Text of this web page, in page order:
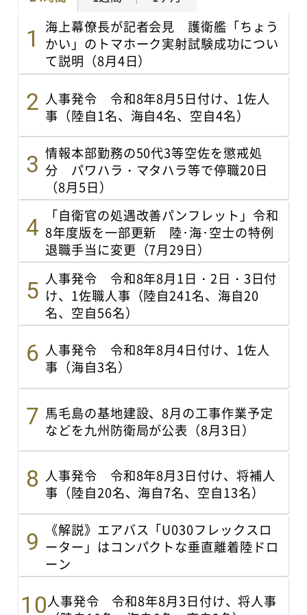
海上幕僚長が記者会見 護衛艦「ちょう
かい」のトマホーク実射試験成功につい
て説明（8月4日）
人事発令 令和8年8月5日付け、1佐人
事（陸自1名、海自4名、空自4名）
情報本部勤務の50代3等空佐を懲戒処
分 パワハラ・マタハラ等で停職20日
（8月5日）
「自衛官の処遇改善パンフレット」令和
8年度版を一部更新 陸･海･空士の特例
退職手当に変更（7月29日）
人事発令 令和8年8月1日・2日・3日付
け、1佐職人事（陸自241名、海自20
名、空自56名）
人事発令 令和8年8月4日付け、1佐人
事（海自3名）
馬毛島の基地建設、8月の工事作業予定
などを九州防衛局が公表（8月3日）
人事発令 令和8年8月3日付け、将補人
事（陸自20名、海自7名、空自13名）
《解説》エアバス「U030フレックスロ
ーター」はコンパクトな垂直離着陸ドロ
ーン
人事発令 令和8年8月3日付け、将人事